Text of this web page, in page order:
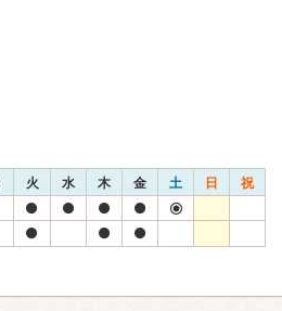
火 水 木 金 土 日 祝